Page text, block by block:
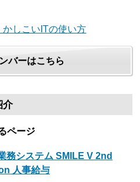
しこいITの使い方
バーはこちら
介
ページ
務システム SMILE V 2nd
人事給与